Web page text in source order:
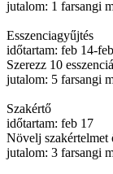
jutalom: 1 farsangi
Esszenciagyűjtés
időtartam: feb 14-
Szerezz 10
jutalom: 5 farsangi
Szakértő
időtartam: feb 17
Növelj szakértelmet
jutalom: 3 farsangi